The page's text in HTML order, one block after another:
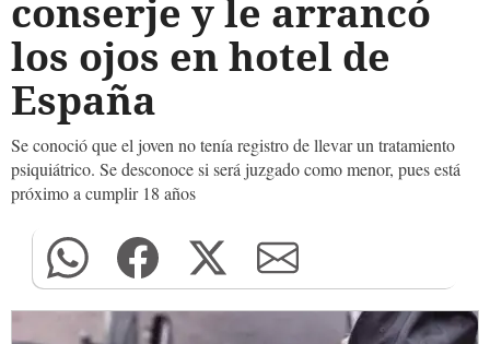
conserje y le arrancó
los ojos en hotel de
España
Se conoció que el joven no tenía registro de llevar un tratamiento
psiquiátrico. Se desconoce si será juzgado como menor, pues está
próximo a cumplir 18 años